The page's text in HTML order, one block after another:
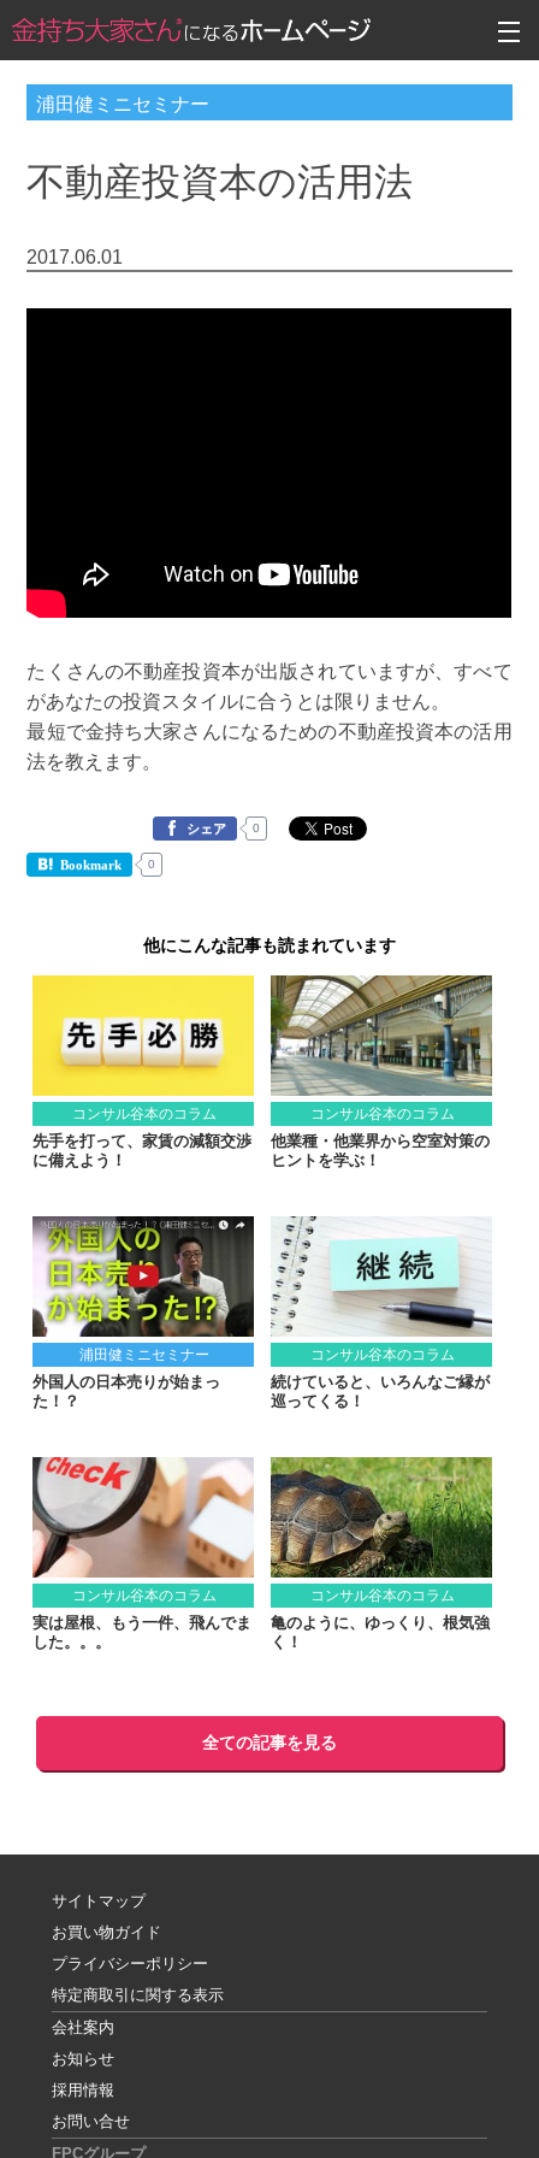
浦田健ミニセミナー
不動産投資本の活用法
2017.06.01
たくさんの不動産投資本が出版されていますが、すべて
があなたの投資スタイルに合うとは限りません。
最短で金持ち大家さんになるための不動産投資本の活用
法を教えます。
シェア 0
Bookmark 0
他にこんな記事も読まれています
コンサル谷本のコラム
先手を打って、家賃の減額交渉
に備えよう！
コンサル谷本のコラム
他業種・他業界から空室対策の
ヒントを学ぶ！
浦田健ミニセミナー
外国人の日本売りが始まっ
た！？
コンサル谷本のコラム
続けていると、いろんなご縁が
巡ってくる！
コンサル谷本のコラム
実は屋根、もう一件、飛んでま
した。。。
コンサル谷本のコラム
亀のように、ゆっくり、根気強
く！
全ての記事を見る
サイトマップ
お買い物ガイド
プライバシーポリシー
特定商取引に関する表示
会社案内
お知らせ
採用情報
お問い合せ
FPCグループ